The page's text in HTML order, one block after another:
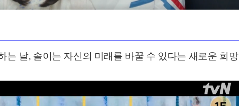
는 날, 솔이는 자신의 미래를 바꿀 수 있다는 새로운 희망